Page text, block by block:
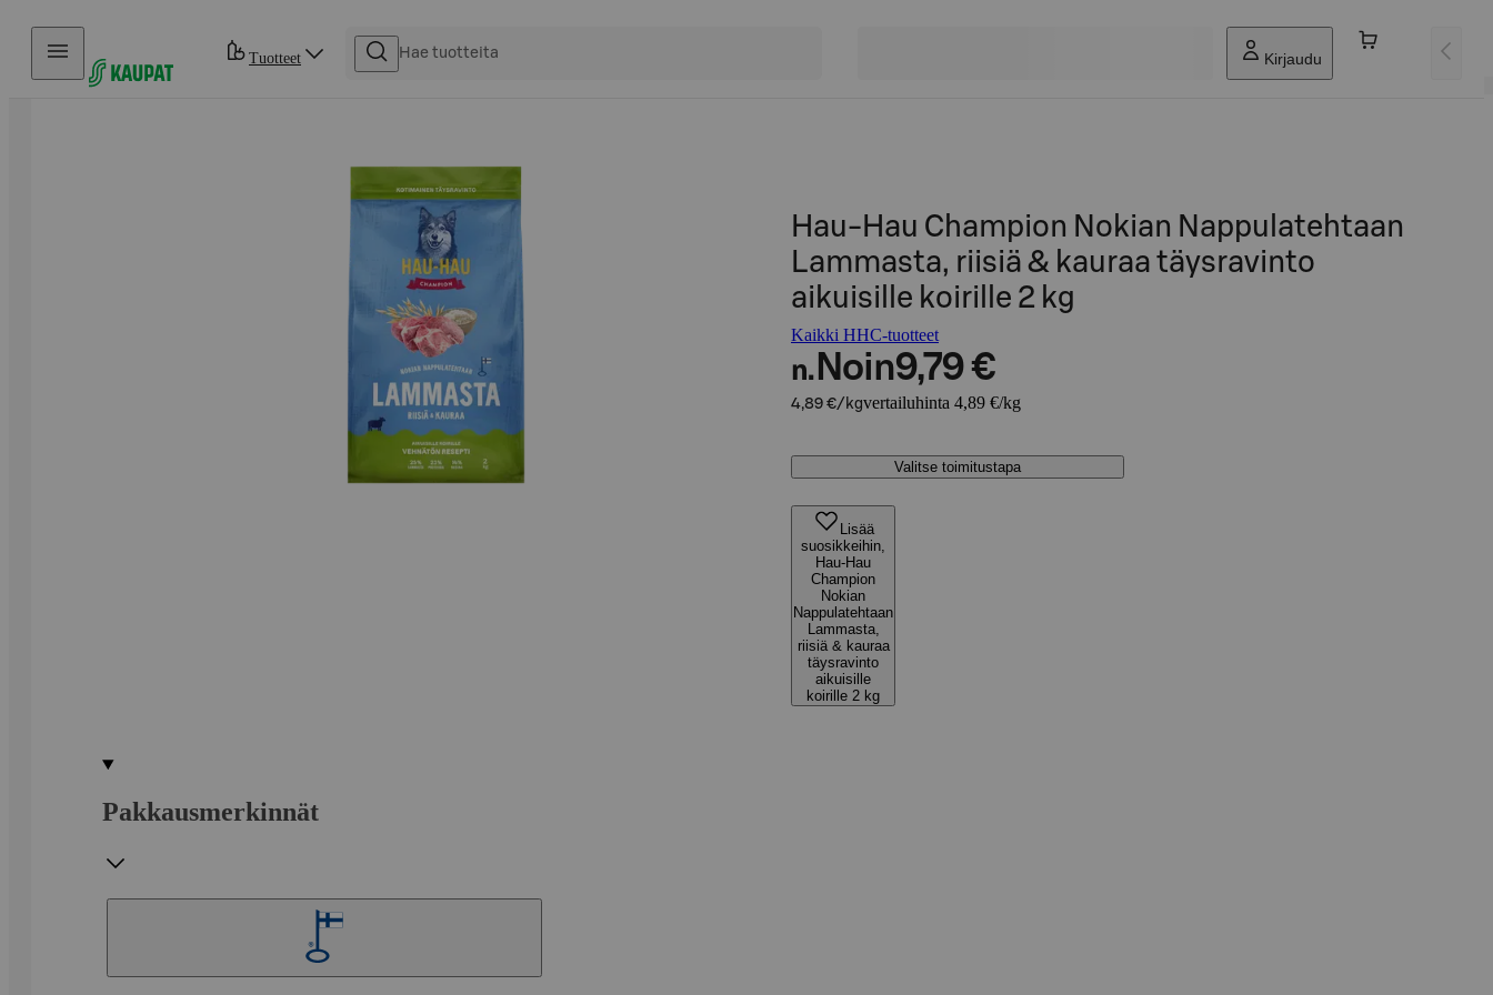
Hyppää sisältöön
Tuotteet Kirjaudu
Hau-Hau Champion Nokian Nappulatehtaan
Lammasta, riisiä & kauraa täysravinto
aikuisille koirille 2 kg
Kaikki HHC-tuotteet
n. Noin9,79 €
4,89 €/kgvertailuhinta 4,89 €/kg
Valitse toimitustapa
Lisää
suosikkeihin,
Hau-Hau
Champion
Nokian
Nappulatehtaan
Lammasta,
riisiä & kauraa
täysravinto
aikuisille
koirille 2 kg
Pakkausmerkinnät